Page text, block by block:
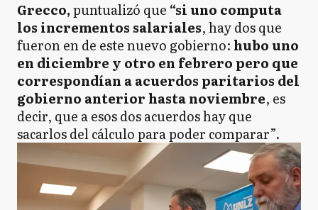
Grecco,puntualizó que “si uno computa
los incrementos salariales, hay dos que
fueron en de este nuevo gobierno: hubo uno
en diciembre y otro en febrero pero que
correspondían a acuerdos paritarios del
gobierno anterior hasta noviembre, es
decir, que a esos dos acuerdos hay que
sacarlos del cálculo para poder comparar”.